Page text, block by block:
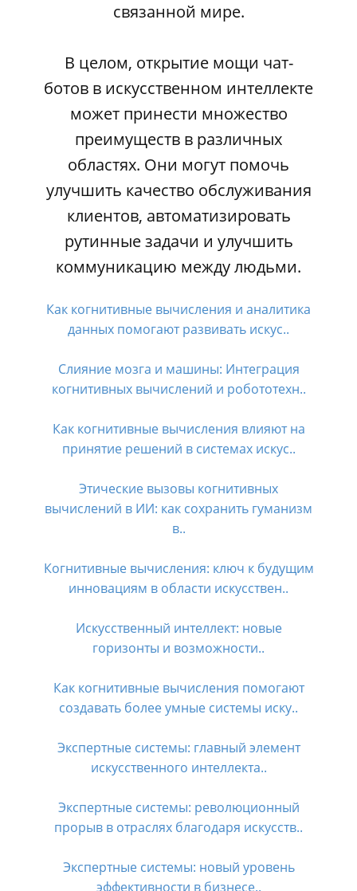
связанной мире.
В целом, открытие мощи чат-
ботов в искусственном интеллекте
может принести множество
преимуществ в различных
областях. Они могут помочь
улучшить качество обслуживания
клиентов, автоматизировать
рутинные задачи и улучшить
коммуникацию между людьми.
Как когнитивные вычисления и аналитика
данных помогают развивать искус..
Слияние мозга и машины: Интеграция
когнитивных вычислений и робототехн..
Как когнитивные вычисления влияют на
принятие решений в системах искус..
Этические вызовы когнитивных
вычислений в ИИ: как сохранить гуманизм
в..
Когнитивные вычисления: ключ к будущим
инновациям в области искусствен..
Искусственный интеллект: новые
горизонты и возможности..
Как когнитивные вычисления помогают
создавать более умные системы иску..
Экспертные системы: главный элемент
искусственного интеллекта..
Экспертные системы: революционный
прорыв в отраслях благодаря искусств..
Экспертные системы: новый уровень
эффективности в бизнесе..